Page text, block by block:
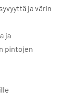
ja värin
ja
pintojen